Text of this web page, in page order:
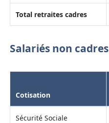
Total retraites cadres
Salariés non cadres
Cotisation
Sécurité Sociale